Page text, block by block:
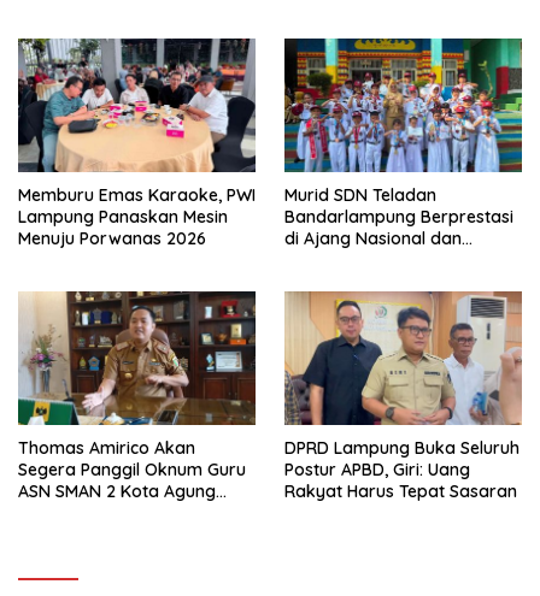
Memburu Emas Karaoke, PWI
Lampung Panaskan Mesin
Menuju Porwanas 2026
Murid SDN Teladan
Bandarlampung Berprestasi
di Ajang Nasional dan
Thomas Amirico Akan
Segera Panggil Oknum Guru
ASN SMAN 2 Kota Agung
DPRD Lampung Buka Seluruh
Postur APBD, Giri: Uang
Rakyat Harus Tepat Sasaran